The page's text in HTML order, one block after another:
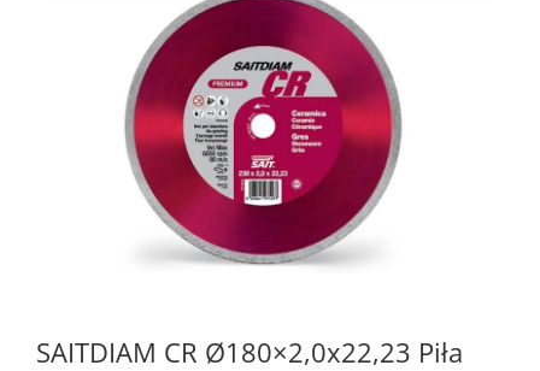
SAITDIAM CR Ø180×2,0x22,23 Piła